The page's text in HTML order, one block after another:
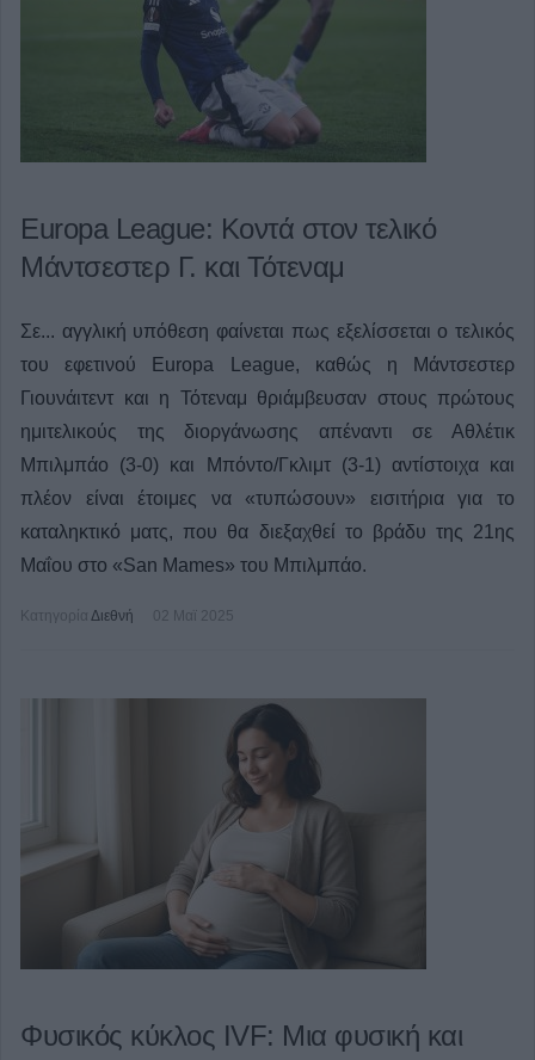
Europa League: Κοντά στον τελικό
Μάντσεστερ Γ. και Τότεναμ
Σε... αγγλική υπόθεση φαίνεται πως εξελίσσεται ο τελικός
του εφετινού Europa League, καθώς η Μάντσεστερ
Γιουνάιτεντ και η Τότεναμ θριάμβευσαν στους πρώτους
ημιτελικούς της διοργάνωσης απέναντι σε Αθλέτικ
Μπιλμπάο (3-0) και Μπόντο/Γκλιμτ (3-1) αντίστοιχα και
πλέον είναι έτοιμες να «τυπώσουν» εισιτήρια για το
καταληκτικό ματς, που θα διεξαχθεί το βράδυ της 21ης
Μαΐου στο «San Mames» του Μπιλμπάο.
Κατηγορία Διεθνή 02 Μαϊ 2025
Φυσικός κύκλος IVF: Μια φυσική και